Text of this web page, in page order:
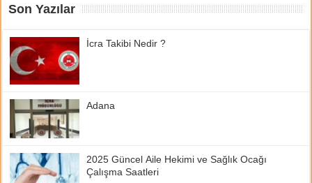
Son Yazılar
İcra Takibi Nedir ?
Adana
2025 Güncel Aile Hekimi ve Sağlık Ocağı
Çalışma Saatleri